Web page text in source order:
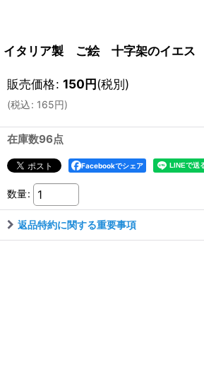
イタリア製 ご絵 十字架のイエス
販売価格: 150円(税別)
(税込: 165円)
在庫数96点
Facebookでシェア
数量:
返品特約に関する重要事項